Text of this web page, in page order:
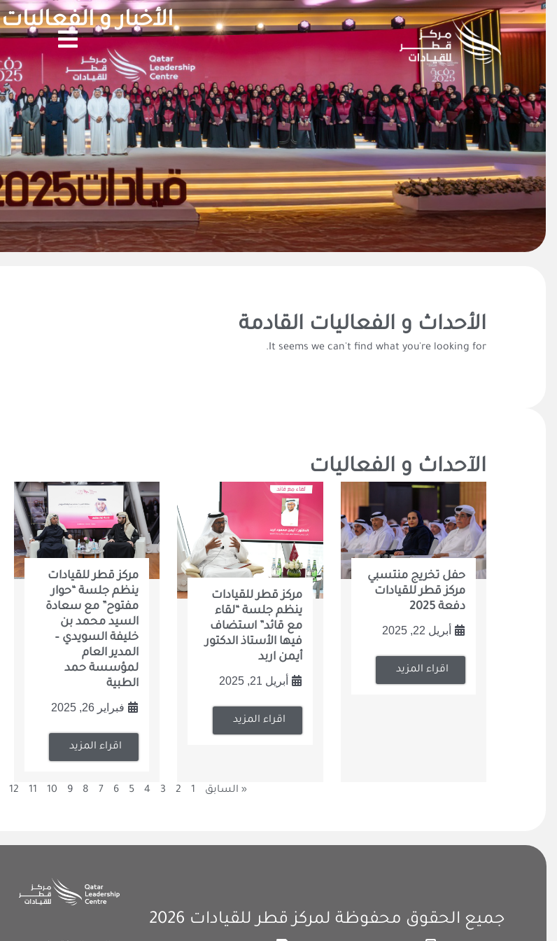
تخطي
إلى
المحتوى
الأخبار و الفعاليات
الأحداث و الفعاليات القادمة
It seems we can't find what you're looking for.
الآحداث و الفعاليات
حفل تخريج منتسبي
مركز قطر للقيادات
دفعة 2025
أبريل 22, 2025
اقراء المزيد
مركز قطر للقيادات
ينظم جلسة “لقاء
مع قائد” استضاف
فيها الأستاذ الدكتور
أيمن اربد
أبريل 21, 2025
اقراء المزيد
مركز قطر للقيادات
ينظم جلسة “حوار
مفتوح” مع سعادة
السيد محمد بن
خليفة السويدي –
المدير العام
لمؤسسة حمد
الطبية
فبراير 26, 2025
اقراء المزيد
« السابق 1
2
3
4
5
6
7
8
9
10
11
12
جميع الحقوق محفوظة لمركز قطر للقيادات 2026